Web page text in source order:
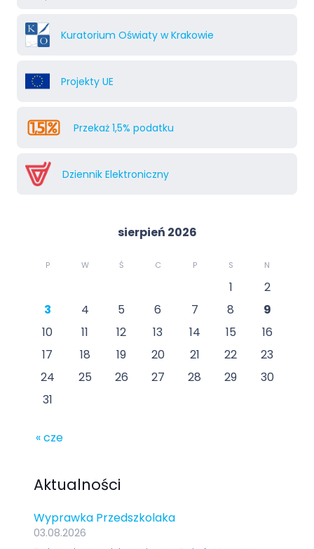
Kuratorium Oświaty w Krakowie
Projekty UE
Przekaż 1,5% podatku
Dziennik Elektroniczny
sierpień 2026
P W Ś C P S N
1
2
3
4 5 6 7 8
9
10
11 12 13 14 15
16
17
18 19 20 21 22
23
24
25 26 27 28 29
30
31
« cze
Aktualności
Wyprawka Przedszkolaka
03.08.2026